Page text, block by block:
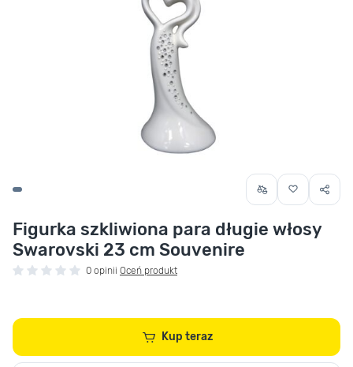
Figurka szkliwiona para długie włosy
Swarovski 23 cm Souvenire
0 opinii Oceń produkt
Kup teraz